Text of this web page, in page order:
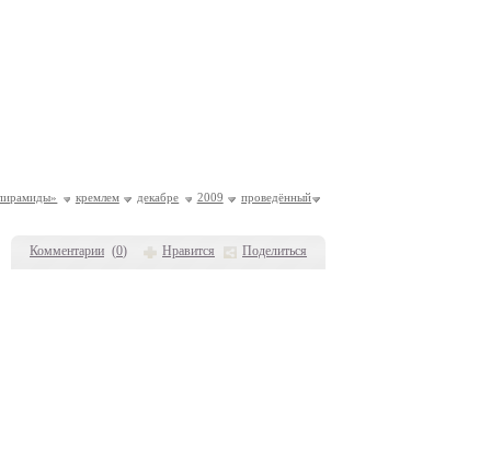
Комментарии (0) Нравится Поделиться
кремлем декабре 2009
проведённый